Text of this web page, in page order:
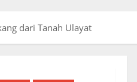
dari Tanah Ulayat